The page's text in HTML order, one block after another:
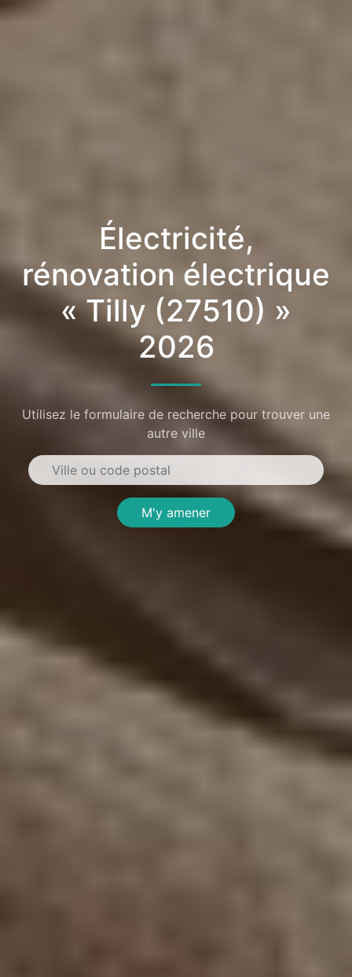
Électricité,
rénovation électrique
« Tilly (27510) »
2026
Utilisez le formulaire de recherche pour trouver une
autre ville
M'y amener